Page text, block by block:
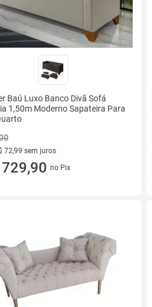
Baú Luxo Banco Divã Sofá
1,50m Moderno Sapateira Para
72,99 sem juros
R$ 72,99 sem juros
no Pix